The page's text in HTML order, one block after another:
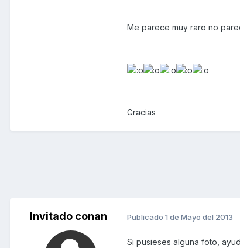
Me parece muy raro no
Gracias
Invitado conan Publicado 1 de Mayo del 2013
Si pusieses alguna foto,